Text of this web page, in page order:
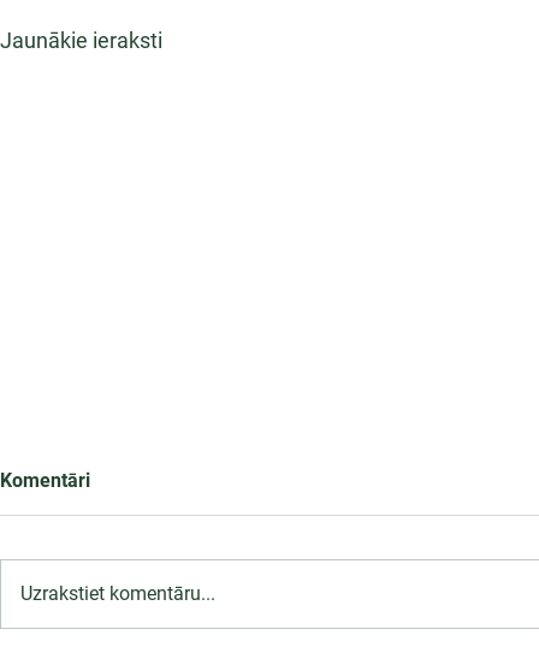
Jaunākie ieraksti
Komentāri
Uzrakstiet komentāru...